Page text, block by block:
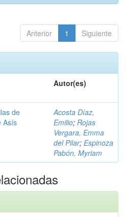
Anterior 1 Siguiente
Autor(es)
de
Asís
Acosta Díaz,
Emilio; Rojas
Vergara, Emma
del Pilar; Espinoza
Pabón, Myriam